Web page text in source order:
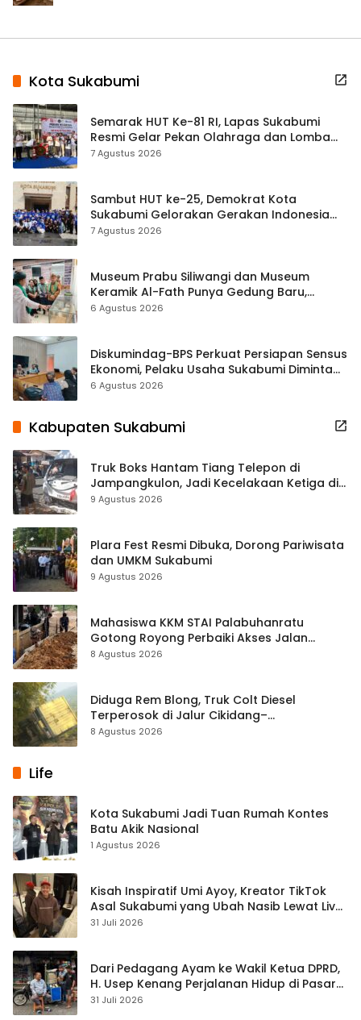
Kota Sukabumi
Semarak HUT Ke-81 RI, Lapas Sukabumi
Resmi Gelar Pekan Olahraga dan Lomba
Tradisional
7 Agustus 2026
Sambut HUT ke-25, Demokrat Kota
Sukabumi Gelorakan Gerakan Indonesia
ASRI Lewat Aksi Bersih Masjid Agung
7 Agustus 2026
Museum Prabu Siliwangi dan Museum
Keramik Al-Fath Punya Gedung Baru,
Hampir 500 Koleksi Dipisahkan
6 Agustus 2026
Diskumindag-BPS Perkuat Persiapan Sensus
Ekonomi, Pelaku Usaha Sukabumi Diminta
Terbuka Beri Data
6 Agustus 2026
Kabupaten Sukabumi
Truk Boks Hantam Tiang Telepon di
Jampangkulon, Jadi Kecelakaan Ketiga di
Titik yang Sama
9 Agustus 2026
Plara Fest Resmi Dibuka, Dorong Pariwisata
dan UMKM Sukabumi
9 Agustus 2026
Mahasiswa KKM STAI Palabuhanratu
Gotong Royong Perbaiki Akses Jalan
Majelis Ta’lim di Sagaranten
8 Agustus 2026
Diduga Rem Blong, Truk Colt Diesel
Terperosok di Jalur Cikidang–
Palabuhanratu
8 Agustus 2026
Life
Kota Sukabumi Jadi Tuan Rumah Kontes
Batu Akik Nasional
1 Agustus 2026
Kisah Inspiratif Umi Ayoy, Kreator TikTok
Asal Sukabumi yang Ubah Nasib Lewat Live
Streaming
31 Juli 2026
Dari Pedagang Ayam ke Wakil Ketua DPRD,
H. Usep Kenang Perjalanan Hidup di Pasar
Cisaat
31 Juli 2026